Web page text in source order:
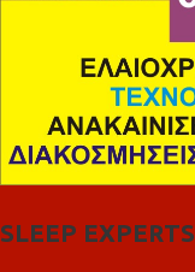
SLEEP EXPERTS